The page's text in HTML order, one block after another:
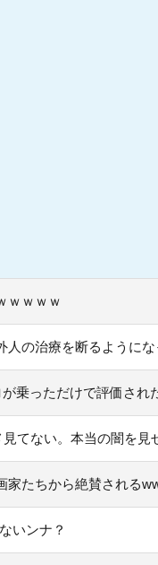
ｗｗｗｗ
人の治療を断るようにな
乗っただけで評価され
てない。本当の闇を
家たちから絶賛される
いンナ？